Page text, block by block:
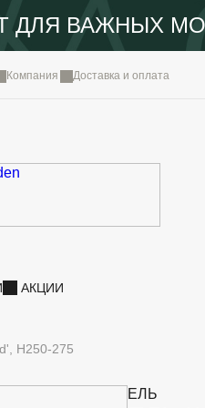
ДЛЯ ВАЖНЫХ
Компания Доставка и оплата
АКЦИИ
H250-275
ЕЛЬ